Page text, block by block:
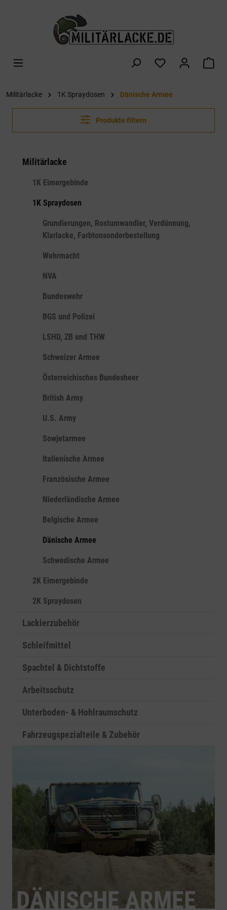
Militärlacke 1K Spraydosen Dänische Armee
Produkte filtern
Militärlacke
1K Eimergebinde
1K Spraydosen
Grundierungen, Rostumwandler, Verdünnung,
Klarlacke, Farbtonsonderbestellung
Wehrmacht
NVA
Bundeswehr
BGS und Polizei
LSHD, ZB und THW
Schweizer Armee
Österreichisches Bundesheer
British Army
U.S. Army
Sowjetarmee
Italienische Armee
Französische Armee
Niederländische Armee
Belgische Armee
Dänische Armee
Schwedische Armee
2K Eimergebinde
2K Spraydosen
Lackierzubehör
Schleifmittel
Spachtel & Dichtstoffe
Arbeitsschutz
Unterboden- & Hohlraumschutz
Fahrzeugspezialteile & Zubehör
DÄNISCHE ARMEE